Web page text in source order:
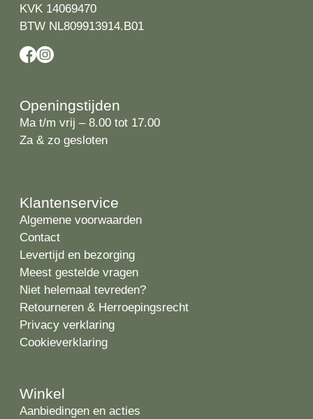
KVK 14069470
BTW NL809913914.B01
Openingstijden
Ma t/m vrij – 8.00 tot 17.00
Za & zo gesloten
Klantenservice
Algemene voorwaarden
Contact
Levertijd en bezorging
Meest gestelde vragen
Niet helemaal tevreden?
Retourneren & Herroepingsrecht
Privacy verklaring
Cookieverklaring
Winkel
Aanbiedingen en acties